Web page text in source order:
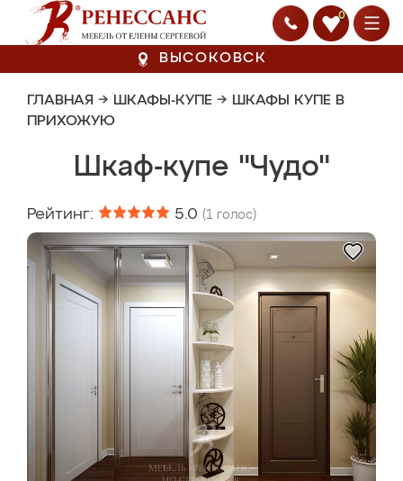
0
ВЫСОКОВСК
ГЛАВНАЯ → ШКАФЫ-КУПЕ → ШКАФЫ КУПЕ В
ПРИХОЖУЮ
Шкаф-купе "Чудо"
Рейтинг: 5.0 (1 голос)